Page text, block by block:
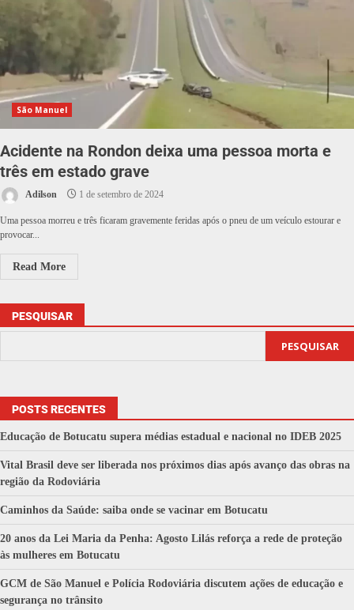
São Manuel
Acidente na Rondon deixa uma pessoa morta e
três em estado grave
Adilson 1 de setembro de 2024
Uma pessoa morreu e três ficaram gravemente feridas após o pneu de um veículo estourar e
provocar...
Read More
PESQUISAR
PESQUISAR
POSTS RECENTES
Educação de Botucatu supera médias estadual e nacional no IDEB 2025
Vital Brasil deve ser liberada nos próximos dias após avanço das obras na
região da Rodoviária
Caminhos da Saúde: saiba onde se vacinar em Botucatu
20 anos da Lei Maria da Penha: Agosto Lilás reforça a rede de proteção
às mulheres em Botucatu
GCM de São Manuel e Polícia Rodoviária discutem ações de educação e
segurança no trânsito